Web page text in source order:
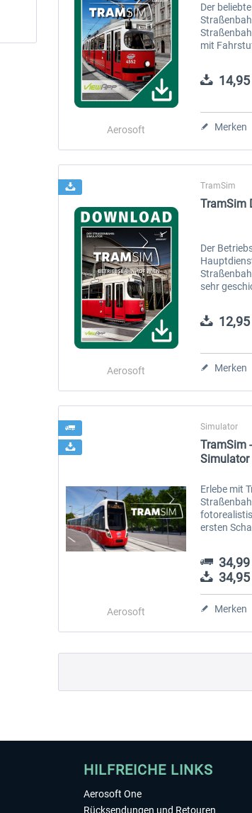
34,99 € *
Aerosoft
Der
mit
Merken
Aerosoft
TramSim
TramSim
Der
sehr
Merken
Aerosoft
Simulator
TramSim
Simulator
Erlebe mit
ersten
einer...
Merken
HILFREICHE LINKS
Aerosoft One
Rücksendungen und Retouren